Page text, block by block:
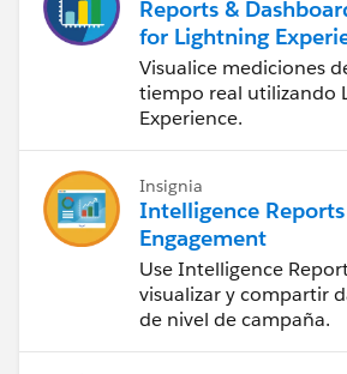
Reports &
for Lightning
Visualice mediciones
tiempo real utilizando
Experience.
Insignia
Intelligence
Engagement
Use Intelligence
visualizar y compartir
de nivel de campaña.